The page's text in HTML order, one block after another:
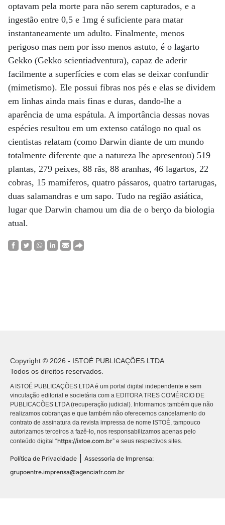
optavam pela morte para não serem capturados, e a
ingestão entre 0,5 e 1mg é suficiente para matar
instantaneamente um adulto. Finalmente, menos
perigoso mas nem por isso menos astuto, é o lagarto
Gekko (Gekko scientiadventura), capaz de aderir
facilmente a superfícies e com elas se deixar confundir
(mimetismo). Ele possui fibras nos pés e elas se dividem
em linhas ainda mais finas e duras, dando-lhe a
aparência de uma espátula. A importância dessas novas
espécies resultou em um extenso catálogo no qual os
cientistas relatam (como Darwin diante de um mundo
totalmente diferente que a natureza lhe apresentou) 519
plantas, 279 peixes, 88 rãs, 88 aranhas, 46 lagartos, 22
cobras, 15 mamíferos, quatro pássaros, quatro tartarugas,
duas salamandras e um sapo. Tudo na região asiática,
lugar que Darwin chamou um dia de o berço da biologia
atual.
Copyright © 2026 - ISTOÉ PUBLICAÇÕES LTDA
Todos os direitos reservados.
A ISTOÉ PUBLICAÇÕES LTDA é um portal digital independente e sem
vinculação editorial e societária com a EDITORA TRES COMÉRCIO DE
PUBLICACÕES LTDA (recuperação judicial). Informamos também que não
realizamos cobranças e que também não oferecemos cancelamento do
contrato de assinatura da revista impressa de nome ISTOÉ, tampouco
autorizamos terceiros a fazê-lo, nos responsabilizamos apenas pelo
conteúdo digital “https://istoe.com.br” e seus respectivos sites.
Política de Privacidade | Assessoria de Imprensa:
grupoentre.imprensa@agenciafr.com.br